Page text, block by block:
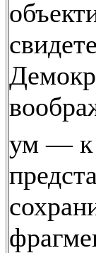
ум — к